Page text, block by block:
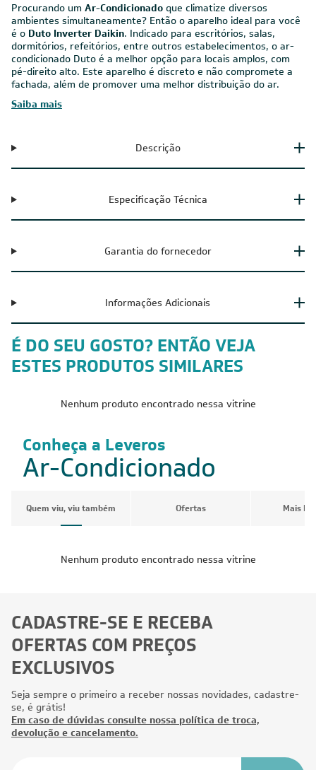
Procurando um Ar-Condicionado que climatize diversos
ambientes simultaneamente? Então o aparelho ideal para você
é o Duto Inverter Daikin. Indicado para escritórios, salas,
dormitórios, refeitórios, entre outros estabelecimentos, o ar-
condicionado Duto é a melhor opção para locais amplos, com
pé-direito alto. Este aparelho é discreto e não compromete a
fachada, além de promover uma melhor distribuição do ar.
Saiba mais
Descrição
Especificação Técnica
Garantia do fornecedor
Informações Adicionais
É DO SEU GOSTO? ENTÃO VEJA
ESTES PRODUTOS SIMILARES
Nenhum produto encontrado nessa vitrine
Conheça a Leveros
Ar-Condicionado
Quem viu, viu também Ofertas Mais
Nenhum produto encontrado nessa vitrine
CADASTRE-SE E RECEBA
OFERTAS COM PREÇOS
EXCLUSIVOS
Seja sempre o primeiro a receber nossas novidades, cadastre-
se, é grátis!
Em caso de dúvidas consulte nossa política de troca,
devolução e cancelamento.